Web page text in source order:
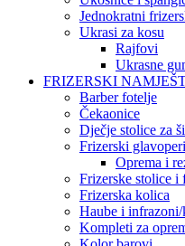
Jednokratni
Ukrasi za kosu
Rajfovi
Ukrasne
FRIZERSKI
Barber fotelje
Čekaonice
Dječje stolice za
Frizerski glavoperi
Oprema i
Frizerske stolice i
Frizerska kolica
Haube i
Kompleti za